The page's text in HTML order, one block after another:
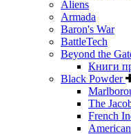
Aliens
Armada
Baron's War
BattleTech
Beyond the
Книги
Black Powder
The
French